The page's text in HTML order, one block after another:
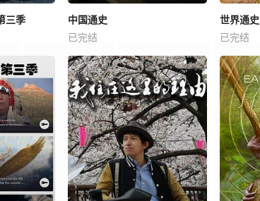
三季
中国通史
已完结
世界通史
已完结